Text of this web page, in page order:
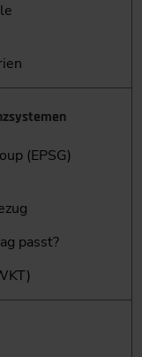
(EPSG)
passt?